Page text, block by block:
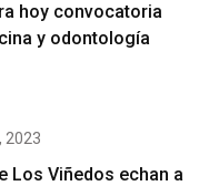
hoy convocatoria
y odontología
2023
Los Viñedos echan a